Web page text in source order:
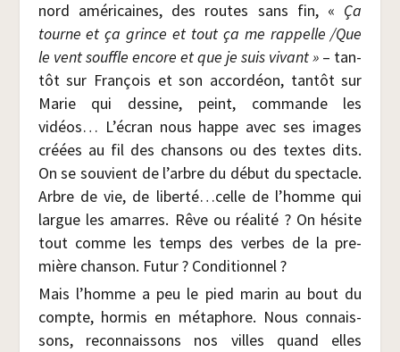
nord amé­ri­caines, des routes sans fin, « Ça
tourne et ça grince et tout ça me rap­pelle /​Que
le vent souffle encore et que je suis vivant » – tan­
tôt sur Fran­çois et son accor­déon, tan­tôt sur
Marie qui des­sine, peint, com­mande les
vidéos… L’écran nous happe avec ses images
créées au fil des chan­sons ou des textes dits.
On se sou­vient de l’arbre du début du spec­tacle.
Arbre de vie, de liberté…celle de l’homme qui
largue les amarres. Rêve ou réa­li­té ? On hésite
tout comme les temps des verbes de la pre­
mière chan­son. Futur ? Conditionnel ?
Mais l’homme a peu le pied marin au bout du
compte, hor­mis en méta­phore. Nous connais­
sons, recon­nais­sons nos villes quand elles